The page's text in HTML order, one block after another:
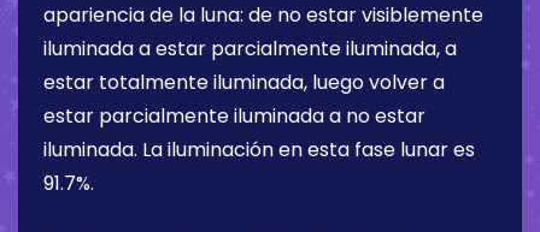
apariencia de la luna: de no estar visiblemente
iluminada a estar parcialmente iluminada, a
estar totalmente iluminada, luego volver a
estar parcialmente iluminada a no estar
iluminada. La iluminación en esta fase lunar es
91.7%.